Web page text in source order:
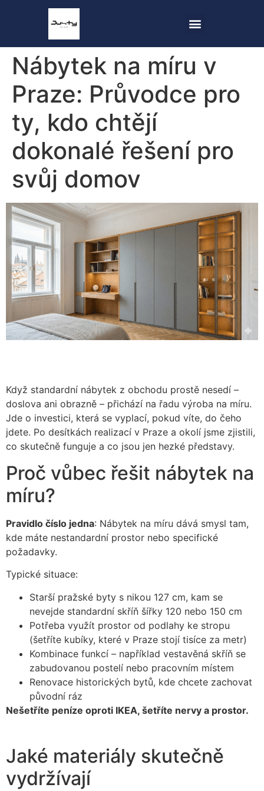
Nábytek na míru v
Praze: Průvodce pro
ty, kdo chtějí
dokonalé řešení pro
svůj domov
Když standardní nábytek z obchodu prostě nesedí –
doslova ani obrazně – přichází na řadu výroba na míru.
Jde o investici, která se vyplací, pokud víte, do čeho
jdete. Po desítkách realizací v Praze a okolí jsme zjistili,
co skutečně funguje a co jsou jen hezké představy.
Proč vůbec řešit nábytek na
míru?
Pravidlo číslo jedna: Nábytek na míru dává smysl tam,
kde máte nestandardní prostor nebo specifické
požadavky.
Typické situace:
Starší pražské byty s nikou 127 cm, kam se
nevejde standardní skříň šířky 120 nebo 150 cm
Potřeba využít prostor od podlahy ke stropu
(šetříte kubíky, které v Praze stojí tisíce za metr)
Kombinace funkcí – například vestavěná skříň se
zabudovanou postelí nebo pracovním místem
Renovace historických bytů, kde chcete zachovat
původní ráz
Nešetříte peníze oproti IKEA, šetříte nervy a prostor.
Jaké materiály skutečně
vydržívají